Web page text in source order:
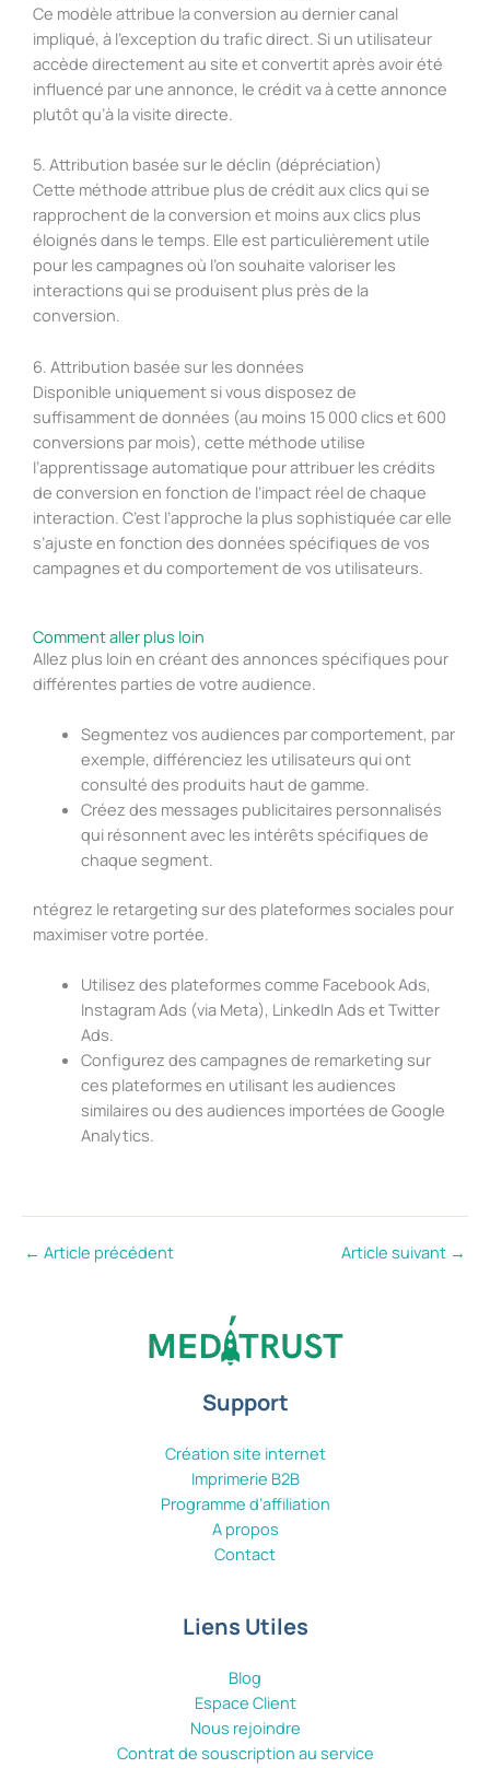
Ce modèle attribue la conversion au dernier canal
impliqué, à l’exception du trafic direct. Si un utilisateur
accède directement au site et convertit après avoir été
influencé par une annonce, le crédit va à cette annonce
plutôt qu’à la visite directe.
5. Attribution basée sur le déclin (dépréciation)
Cette méthode attribue plus de crédit aux clics qui se
rapprochent de la conversion et moins aux clics plus
éloignés dans le temps. Elle est particulièrement utile
pour les campagnes où l’on souhaite valoriser les
interactions qui se produisent plus près de la
conversion.
6. Attribution basée sur les données
Disponible uniquement si vous disposez de
suffisamment de données (au moins 15 000 clics et 600
conversions par mois), cette méthode utilise
l’apprentissage automatique pour attribuer les crédits
de conversion en fonction de l’impact réel de chaque
interaction. C’est l’approche la plus sophistiquée car elle
s’ajuste en fonction des données spécifiques de vos
campagnes et du comportement de vos utilisateurs.
Comment aller plus loin
Allez plus loin en créant des annonces spécifiques pour
différentes parties de votre audience.
Segmentez vos audiences par comportement, par
exemple, différenciez les utilisateurs qui ont
consulté des produits haut de gamme.
Créez des messages publicitaires personnalisés
qui résonnent avec les intérêts spécifiques de
chaque segment.
ntégrez le retargeting sur des plateformes sociales pour
maximiser votre portée.
Utilisez des plateformes comme Facebook Ads,
Instagram Ads (via Meta), LinkedIn Ads et Twitter
Ads.
Configurez des campagnes de remarketing sur
ces plateformes en utilisant les audiences
similaires ou des audiences importées de Google
Analytics.
← Article précédent Article suivant →
Support
Création site internet
Imprimerie B2B
Programme d’affiliation
A propos
Contact
Liens Utiles
Blog
Espace Client
Nous rejoindre
Contrat de souscription au service